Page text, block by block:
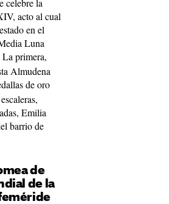
celebre la
acto al cual
en el
Luna
La primera,
Almudena
de oro
Emilia
barrio de
de
de la